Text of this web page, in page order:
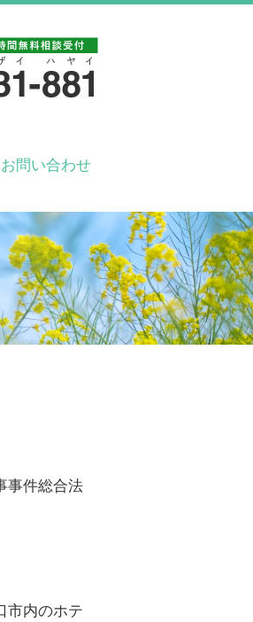
お問い合わせ
事件総合法
市内のホテ